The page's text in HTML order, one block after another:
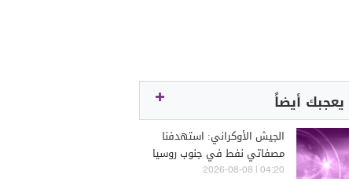
أيضاً
الجيش الأوكراني: استهدفنا
مصفاتي نفط في جنوب روسيا
04:20 | 2026-08-08